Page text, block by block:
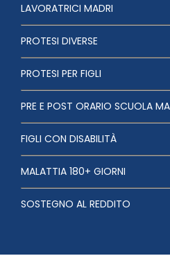
LAVORATRICI MADRI
PROTESI DIVERSE
PROTESI PER FIGLI
PRE E POST ORARIO SCUOLA
FIGLI CON DISABILITÀ
MALATTIA 180+ GIORNI
SOSTEGNO AL REDDITO